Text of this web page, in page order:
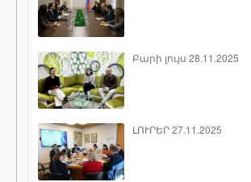
Բարի լույս 28.11.2025
ԼՈՒՐԵՐ 27.11.2025